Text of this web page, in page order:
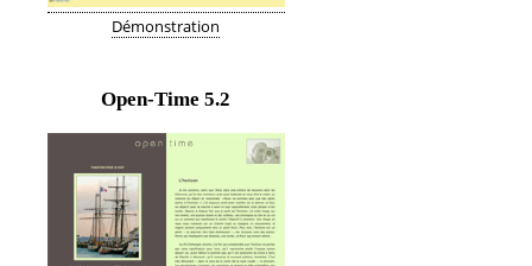
Démonstration
Open-Time 5.2